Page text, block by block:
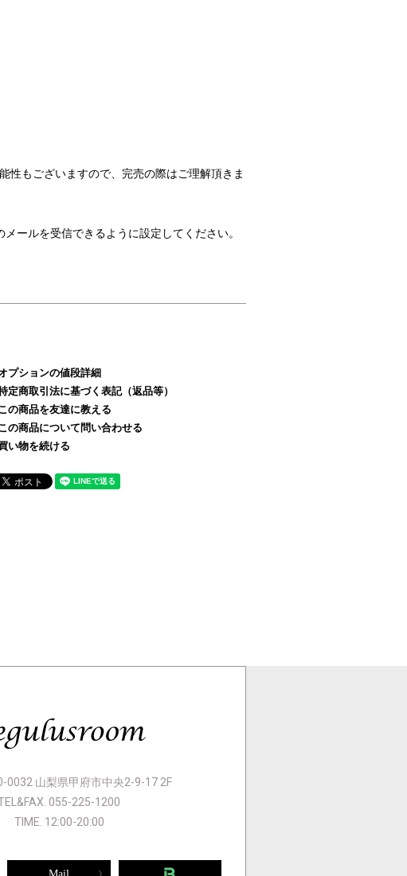
もございますので、完売の際はご理解頂きま
ールを受信できるように設定してください。
プションの値段詳細
定商取引法に基づく表記（返品等）
の商品を友達に教える
の商品について問い合わせる
い物を続ける
0032 山梨県甲府市中央2-9-17 2F
055-225-1200
TIME. 12:00-20:00